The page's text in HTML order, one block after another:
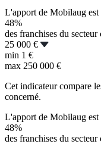
L'apport de Mobilaug est
48%
des franchises du
25 000 €
min 1 €
max 250 000 €
Cet indicateur compare
concerné.
L'apport de Mobilaug est
48%
des franchises du